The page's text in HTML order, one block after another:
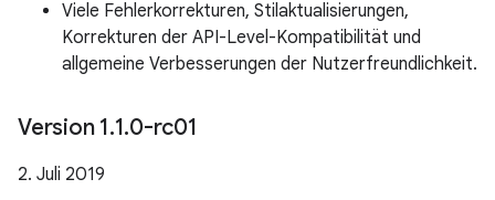
Viele Fehlerkorrekturen, Stilaktualisierungen,
Korrekturen der API-Level-Kompatibilität und
allgemeine Verbesserungen der Nutzerfreundlichkeit.
Version 1.1.0-rc01
2. Juli 2019